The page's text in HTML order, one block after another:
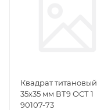
Квадрат титановый
35х35 мм ВТ9 ОСТ 1
90107-73